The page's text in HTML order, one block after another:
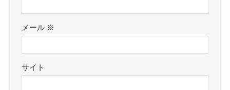
メール ※
サイト